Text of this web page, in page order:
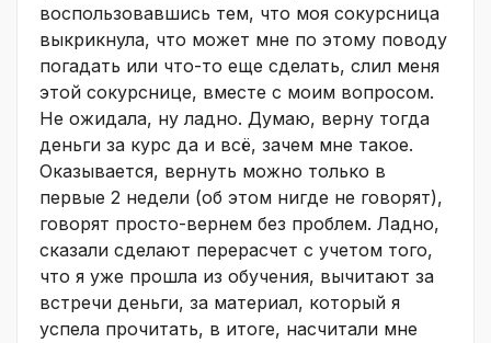
воспользовавшись тем, что моя сокурсница
выкрикнула, что может мне по этому поводу
погадать или что-то еще сделать, слил меня
этой сокурснице, вместе с моим вопросом.
Не ожидала, ну ладно. Думаю, верну тогда
деньги за курс да и всё, зачем мне такое.
Оказывается, вернуть можно только в
первые 2 недели (об этом нигде не говорят),
говорят просто-вернем без проблем. Ладно,
сказали сделают перерасчет с учетом того,
что я уже прошла из обучения, вычитают за
встречи деньги, за материал, который я
успела прочитать, в итоге, насчитали мне